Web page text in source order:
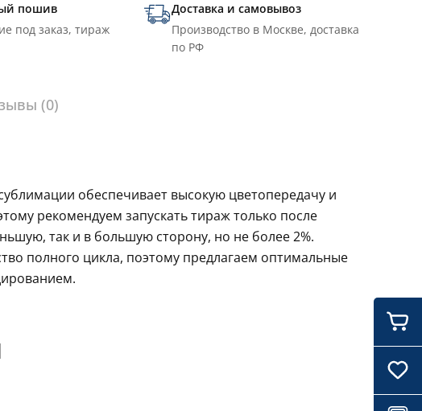
пошив
под заказ, тираж
Доставка и самовывоз
Производство в Москве, доставка
по РФ
(0)
обеспечивает высокую цветопередачу и
рекомендуем запускать тираж только после
так и в большую сторону, но не более 2%.
полного цикла, поэтому предлагаем оптимальные